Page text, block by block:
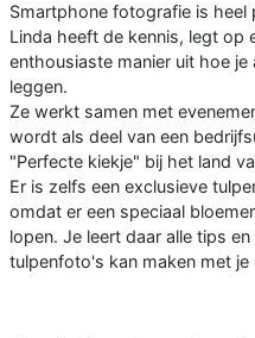
Smartphone fotografie is heel
Linda heeft de kennis, legt op
enthousiaste manier uit hoe
leggen.
Ze werkt samen met
wordt als deel van een
"Perfecte kiekje" bij het land
Er is zelfs een exclusieve
omdat er een speciaal
lopen. Je leert daar alle tips
tulpenfoto's kan maken met je